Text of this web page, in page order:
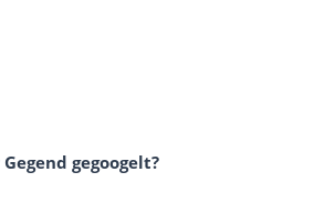
gegoogelt?